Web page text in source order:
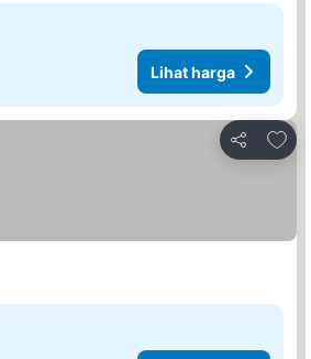
Lihat harga
Kongsi